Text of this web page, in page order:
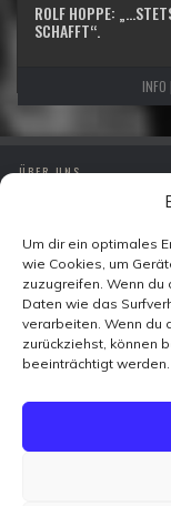
Um dir ein optimales
wie Cookies, um
zuzugreifen. Wenn du
Daten wie das
verarbeiten. Wenn du
zurückziehst, können
beeinträchtigt werden.
ROLF HOPPE:
SCHAFFT“.
ÜBER UNS
DATENSCHUTZ
KONTAKT
Zeitzeugen-TV
Ohmstraße 7
10179 Berlin
FACEBOOK
VIMEO